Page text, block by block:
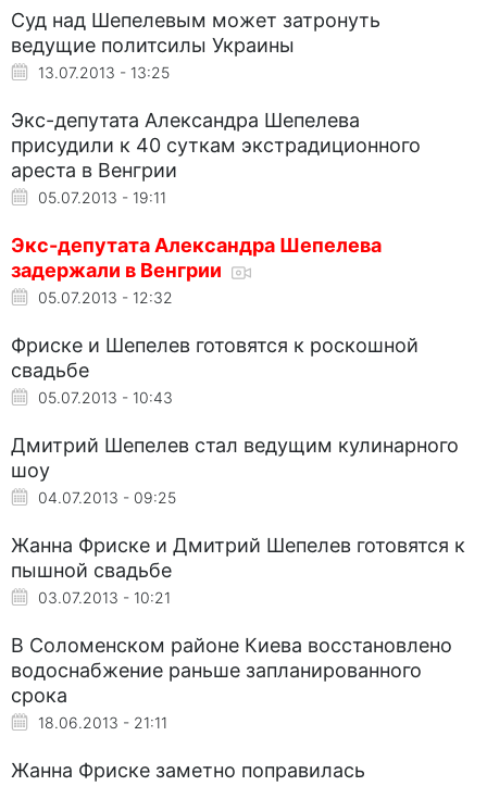
Суд над Шепелевым может затронуть
ведущие политсилы Украины
13.07.2013 - 13:25
Экс-депутата Александра Шепелева
присудили к 40 суткам экстрадиционного
ареста в Венгрии
05.07.2013 - 19:11
Экс-депутата Александра Шепелева
задержали в Венгрии
05.07.2013 - 12:32
Фриске и Шепелев готовятся к роскошной
свадьбе
05.07.2013 - 10:43
Дмитрий Шепелев стал ведущим кулинарного
шоу
04.07.2013 - 09:25
Жанна Фриске и Дмитрий Шепелев готовятся к
пышной свадьбе
03.07.2013 - 10:21
В Соломенском районе Киева восстановлено
водоснабжение раньше запланированного
срока
18.06.2013 - 21:11
Жанна Фриске заметно поправилась